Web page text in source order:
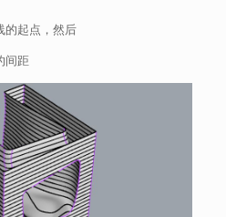
的起点，然后
间距